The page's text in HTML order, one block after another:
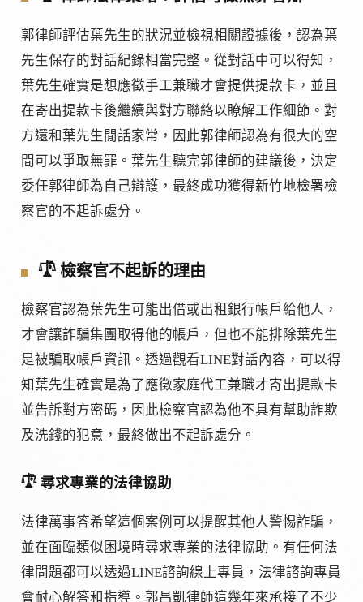
郭律師評估葉先生的狀況並檢視相關證據後，認為葉
先生保存的對話紀錄相當完整。從對話中可以得知，
葉先生確實是想應徵手工兼職才會提供提款卡，並且
在寄出提款卡後繼續與對方聯絡以瞭解工作細節。對
方還和葉先生閒話家常，因此郭律師認為有很大的空
間可以爭取無罪。葉先生聽完郭律師的建議後，決定
委任郭律師為自己辯護，最終成功獲得新竹地檢署檢
察官的不起訴處分。
𓍝 檢察官不起訴的理由
檢察官認為葉先生可能出借或出租銀行帳戶給他人，
才會讓詐騙集團取得他的帳戶，但也不能排除葉先生
是被騙取帳戶資訊。透過觀看LINE對話內容，可以得
知葉先生確實是為了應徵家庭代工兼職才寄出提款卡
並告訴對方密碼，因此檢察官認為他不具有幫助詐欺
及洗錢的犯意，最終做出不起訴處分。
𓍝 尋求專業的法律協助
法律萬事答希望這個案例可以提醒其他人警惕詐騙，
並在面臨類似困境時尋求專業的法律協助。有任何法
律問題都可以透過LINE諮詢線上專員，法律諮詢專員
會耐心解答和指導。郭昌凱律師這幾年來承接了不少